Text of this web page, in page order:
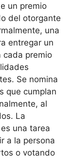
un premio
del otorgante
una
entregar un
cada premio
Se nomina
que cumplan
al
La
una tarea
a la persona
o votando